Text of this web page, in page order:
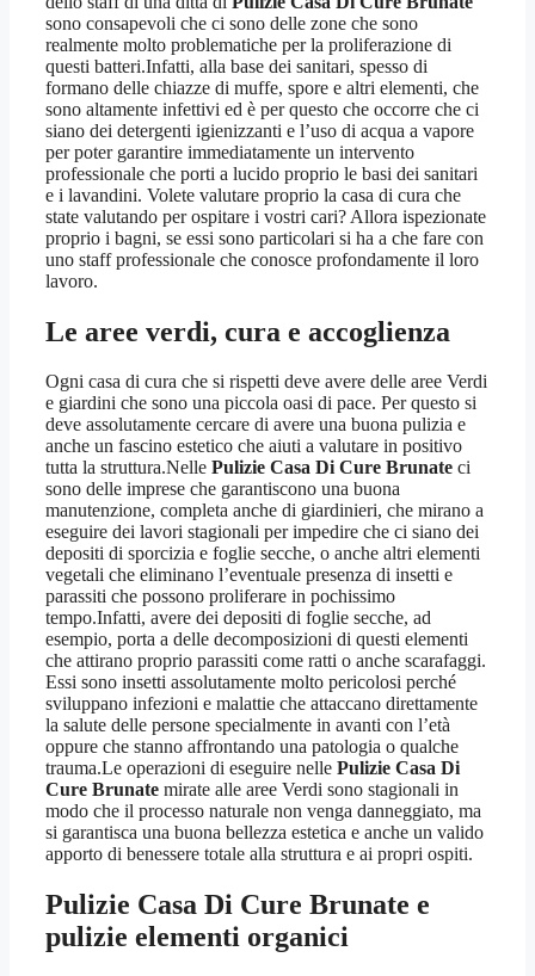
sono consapevoli che ci sono delle zone che sono
realmente molto problematiche per la proliferazione di
questi batteri.Infatti, alla base dei sanitari, spesso di
formano delle chiazze di muffe, spore e altri elementi, che
sono altamente infettivi ed è per questo che occorre che ci
siano dei detergenti igienizzanti e l’uso di acqua a vapore
per poter garantire immediatamente un intervento
professionale che porti a lucido proprio le basi dei sanitari
e i lavandini. Volete valutare proprio la casa di cura che
state valutando per ospitare i vostri cari? Allora ispezionate
proprio i bagni, se essi sono particolari si ha a che fare con
uno staff professionale che conosce profondamente il loro
lavoro.
Le aree verdi, cura e accoglienza
Ogni casa di cura che si rispetti deve avere delle aree Verdi
e giardini che sono una piccola oasi di pace. Per questo si
deve assolutamente cercare di avere una buona pulizia e
anche un fascino estetico che aiuti a valutare in positivo
tutta la struttura.Nelle Pulizie Casa Di Cure Brunate ci
sono delle imprese che garantiscono una buona
manutenzione, completa anche di giardinieri, che mirano a
eseguire dei lavori stagionali per impedire che ci siano dei
depositi di sporcizia e foglie secche, o anche altri elementi
vegetali che eliminano l’eventuale presenza di insetti e
parassiti che possono proliferare in pochissimo
tempo.Infatti, avere dei depositi di foglie secche, ad
esempio, porta a delle decomposizioni di questi elementi
che attirano proprio parassiti come ratti o anche scarafaggi.
Essi sono insetti assolutamente molto pericolosi perché
sviluppano infezioni e malattie che attaccano direttamente
la salute delle persone specialmente in avanti con l’età
oppure che stanno affrontando una patologia o qualche
trauma.Le operazioni di eseguire nelle Pulizie Casa Di
Cure Brunate mirate alle aree Verdi sono stagionali in
modo che il processo naturale non venga danneggiato, ma
si garantisca una buona bellezza estetica e anche un valido
apporto di benessere totale alla struttura e ai propri ospiti.
Pulizie Casa Di Cure Brunate e
pulizie elementi organici